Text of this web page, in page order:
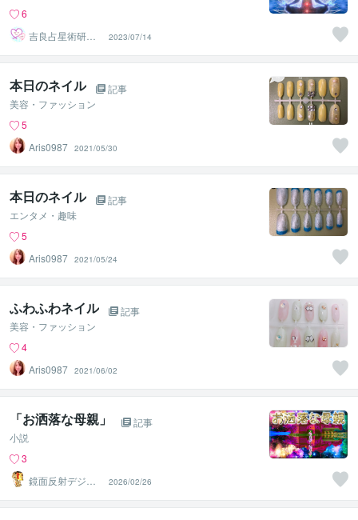
6
吉良占星術研究
所
2023/07/14
本日のネイル
記事
美容・ファッション
5
Aris0987 2021/05/30
本日のネイル
記事
エンタメ・趣味
5
Aris0987 2021/05/24
ふわふわネイル
記事
美容・ファッション
4
Aris0987 2021/06/02
「お洒落な母親」
記事
小説
3
鏡面反射デジタ
ルアート製作所
（鈴木穣）
2026/02/26